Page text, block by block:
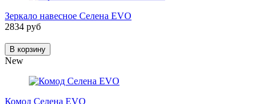
Зеркало навесное Селена EVO
2834 руб
В корзину
New
Комод Селена EVO